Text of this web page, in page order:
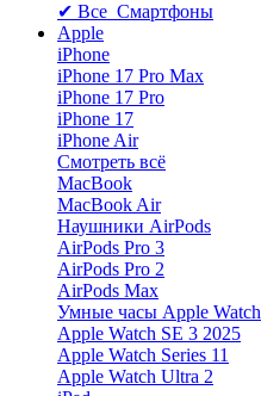
✔ Все Смартфоны
Apple
iPhone
iPhone 17 Pro Max
iPhone 17 Pro
iPhone 17
iPhone Air
Смотреть всё
MacBook
MacBook Air
Наушники AirPods
AirPods Pro 3
AirPods Pro 2
AirPods Max
Умные часы Apple Watch
Apple Watch SE 3 2025
Apple Watch Series 11
Apple Watch Ultra 2